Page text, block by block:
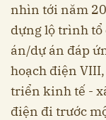
nhìn tới năm
dựng lộ trình tổ
án/dự án đáp
hoạch điện
triển kinh tế -
điện đi trước